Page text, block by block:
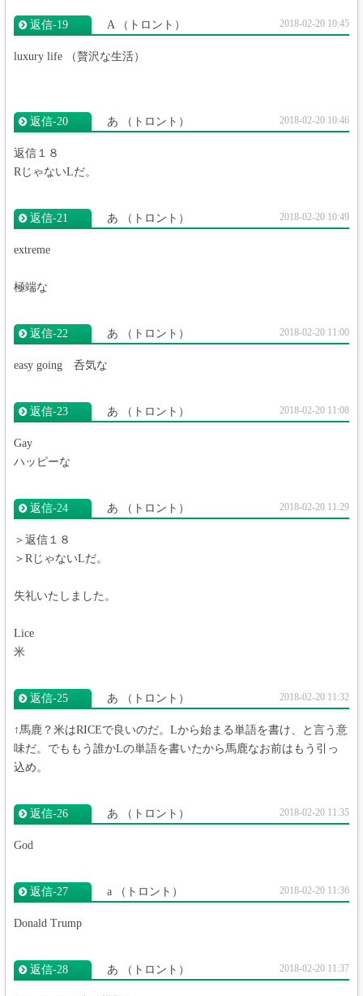
返信‐19 A（トロント） 2018-02-20 10:45
luxury life （贅沢な生活）
返信‐20 あ （トロント） 2018-02-20 10:46
返信１８
RじゃないLだ。
返信‐21 あ （トロント） 2018-02-20 10:49
extreme
極端な
返信‐22 あ （トロント） 2018-02-20 11:00
easy going 呑気な
返信‐23 あ （トロント） 2018-02-20 11:08
Gay
ハッピーな
返信‐24 あ （トロント） 2018-02-20 11:29
＞返信１８
＞RじゃないLだ。
失礼いたしました。
Lice
米
返信‐25 あ （トロント） 2018-02-20 11:32
↑馬鹿？米はRICEで良いのだ。Lから始まる単語を書け、と言う意
味だ。でももう誰かLの単語を書いたから馬鹿なお前はもう引っ
込め。
返信‐26 あ （トロント） 2018-02-20 11:35
God
返信‐27 a （トロント） 2018-02-20 11:36
Donald Trump
返信‐28 あ （トロント） 2018-02-20 11:37